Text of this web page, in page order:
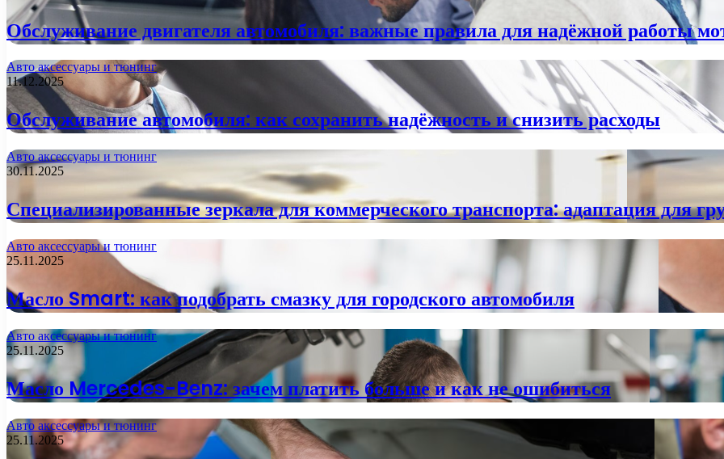
Обслуживание двигателя автомобиля: важные правила для надёжной работы
Авто аксессуары и тюнинг
11.12.2025
Обслуживание автомобиля: как сохранить надёжность и снизить расходы
Авто аксессуары и тюнинг
30.11.2025
Специализированные зеркала для коммерческого транспорта: адаптация для
Авто аксессуары и тюнинг
25.11.2025
Масло Smart: как подобрать смазку для городского автомобиля
Авто аксессуары и тюнинг
25.11.2025
Масло Mercedes-Benz: зачем платить больше и как не ошибиться
Авто аксессуары и тюнинг
25.11.2025